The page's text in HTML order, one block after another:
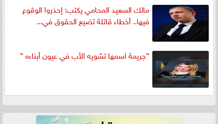
مالك السعيد المحامي يكتب: إحذروا الوقوع
فيها.. أخطاء قاتلة تضيع الحقوق في...
”جريمة اسمها تشويه الأب في عيون أبناءه ”